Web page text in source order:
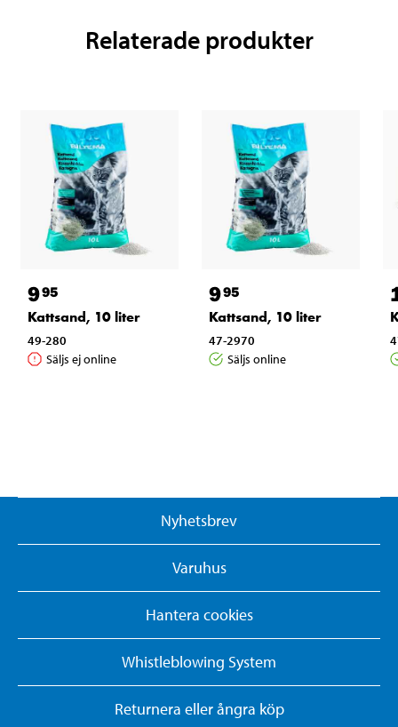
Relaterade produkter
995
Kattsand, 10 liter
49-280
Säljs ej online
995
Kattsand, 10 liter
47-2970
Säljs online
Nyhetsbrev
Varuhus
Hantera cookies
Whistleblowing System
Returnera eller ångra köp